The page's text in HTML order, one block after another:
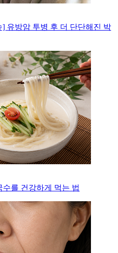
유방암 투병 후 더 단단해진 박
수를 건강하게 먹는 법